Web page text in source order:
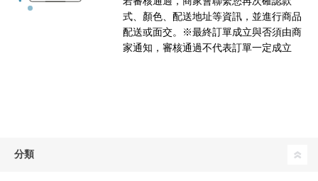
式、顏色、配送地址等資訊，並進行商品
配送或面交。※最終訂單成立與否須由商
家通知，審核通過不代表訂單一定成立
分類